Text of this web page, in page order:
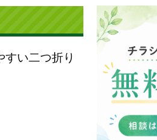
い二つ折り